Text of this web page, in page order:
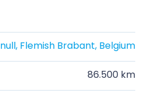
null, Flemish Brabant, Belgium
86.500 km